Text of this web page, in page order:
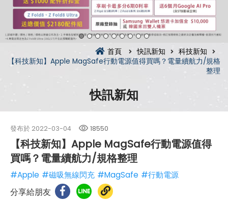
首頁 快訊新知
科技新知
【科技新知】Apple MagSafe行動電源值得買嗎？電量續航力/規格
整理
快訊新知
發布於 2022-03-04 18550
【科技新知】Apple MagSafe行動電源值得
買嗎？電量續航力/規格整理
#Apple #磁吸無線閃充 #MagSafe #行動電源
分享給朋友